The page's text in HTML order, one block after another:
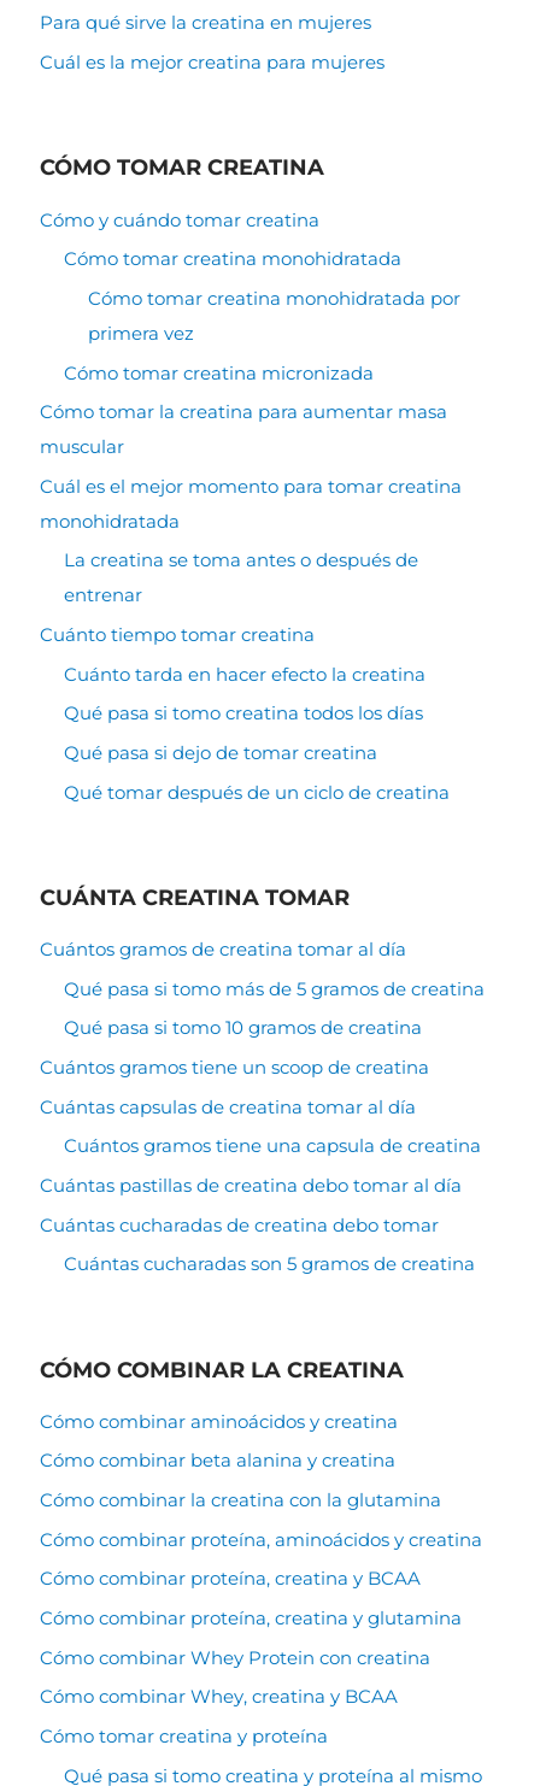
Para qué sirve la creatina en mujeres
Cuál es la mejor creatina para mujeres
CÓMO TOMAR CREATINA
Cómo y cuándo tomar creatina
Cómo tomar creatina monohidratada
Cómo tomar creatina monohidratada por
primera vez
Cómo tomar creatina micronizada
Cómo tomar la creatina para aumentar masa
muscular
Cuál es el mejor momento para tomar creatina
monohidratada
La creatina se toma antes o después de
entrenar
Cuánto tiempo tomar creatina
Cuánto tarda en hacer efecto la creatina
Qué pasa si tomo creatina todos los días
Qué pasa si dejo de tomar creatina
Qué tomar después de un ciclo de creatina
CUÁNTA CREATINA TOMAR
Cuántos gramos de creatina tomar al día
Qué pasa si tomo más de 5 gramos de creatina
Qué pasa si tomo 10 gramos de creatina
Cuántos gramos tiene un scoop de creatina
Cuántas capsulas de creatina tomar al día
Cuántos gramos tiene una capsula de creatina
Cuántas pastillas de creatina debo tomar al día
Cuántas cucharadas de creatina debo tomar
Cuántas cucharadas son 5 gramos de creatina
CÓMO COMBINAR LA CREATINA
Cómo combinar aminoácidos y creatina
Cómo combinar beta alanina y creatina
Cómo combinar la creatina con la glutamina
Cómo combinar proteína, aminoácidos y creatina
Cómo combinar proteína, creatina y BCAA
Cómo combinar proteína, creatina y glutamina
Cómo combinar Whey Protein con creatina
Cómo combinar Whey, creatina y BCAA
Cómo tomar creatina y proteína
Qué pasa si tomo creatina y proteína al mismo